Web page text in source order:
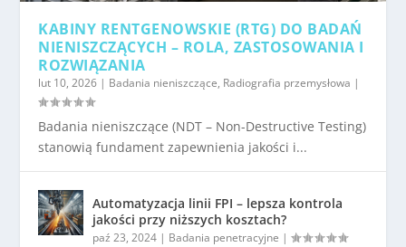
KABINY RENTGENOWSKIE (RTG) DO BADAŃ
NIENISZCZĄCYCH – ROLA, ZASTOSOWANIA I
ROZWIĄZANIA
lut 10, 2026 | Badania nieniszczące, Radiografia przemysłowa |
Badania nieniszczące (NDT – Non-Destructive Testing)
stanowią fundament zapewnienia jakości i...
Automatyzacja linii FPI – lepsza kontrola
jakości przy niższych kosztach?
paź 23, 2024 | Badania penetracyjne |